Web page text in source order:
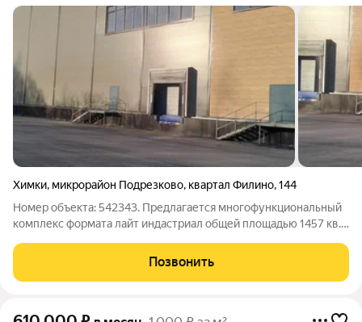
Химки, микрорайон Подрезково, квартал Филино,144
Номер объекта: 542343. Предлагается многофункциональный
комплекс формата лайт индастриал общей площадью 1457 кв.
Химки.Преимущества: доковые ворота с каждой стороны,
всего 4 шт. Первая линия. Удобная
Позвонить